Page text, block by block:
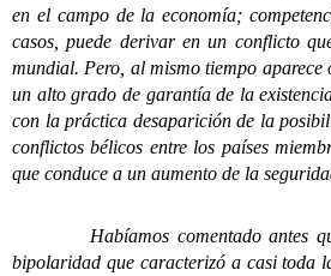
en el campo de la economía;
casos, puede derivar en un conflicto
mundial. Pero, al mismo tiempo
un alto grado de garantía de la
con la práctica desaparición de la
conflictos bélicos entre los países
que conduce a un aumento de la
Habíamos comentado antes que
bipolaridad que caracterizó a casi toda